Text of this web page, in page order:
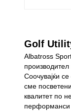
Golf
Albatross
Соочувајќи
сме
квалитет по
перформанси